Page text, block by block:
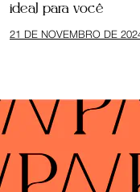
ideal para você
21 DE NOVEMBRO DE